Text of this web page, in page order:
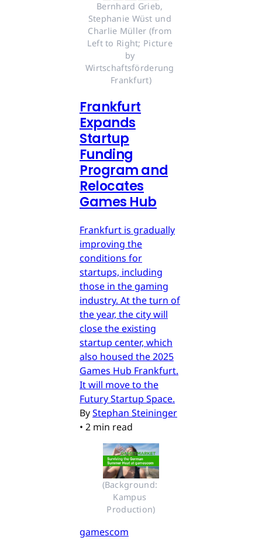
Bernhard Grieb,
Stephanie Wüst und
Charlie Müller (from
Left to Right; Picture
by
Wirtschaftsförderung
Frankfurt)
Frankfurt
Expands
Startup
Funding
Program and
Relocates
Games Hub
Frankfurt is gradually
improving the
conditions for
startups, including
those in the gaming
industry. At the turn of
the year, the city will
close the existing
startup center, which
also housed the 2025
Games Hub Frankfurt.
It will move to the
Futury Startup Space.
ByStephan Steininger
• 2 min read
(Background:
Kampus
Production)
gamescom